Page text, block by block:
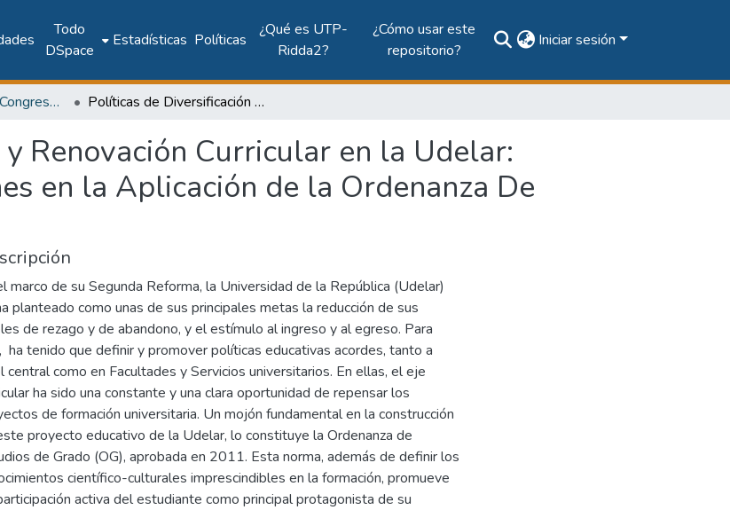
Todo
DSpace
Estadísticas Políticas
¿Qué es UTP-
Ridda2?
¿Cómo usar este
repositorio?
Iniciar sesión
Publicaciones del Congreso Internacional CLABES Políticas de Diversificación y Renovación Curricular en la Udelar: Proyecciones y Realizaciones en la Aplicación de la Ordenanza De Grado -Primer Avance-.
Renovación Curricular en la Udelar:
en la Aplicación de la Ordenanza De
marco de su Segunda Reforma, la Universidad de la República (Udelar)
planteado como unas de sus principales metas la reducción de sus
de rezago y de abandono, y el estímulo al ingreso y al egreso. Para
ha tenido que definir y promover políticas educativas acordes, tanto a
central como en Facultades y Servicios universitarios. En ellas, el eje
ha sido una constante y una clara oportunidad de repensar los
de formación universitaria. Un mojón fundamental en la construcción
proyecto educativo de la Udelar, lo constituye la Ordenanza de
de Grado (OG), aprobada en 2011. Esta norma, además de definir los
científico-culturales imprescindibles en la formación, promueve
activa del estudiante como principal protagonista de su